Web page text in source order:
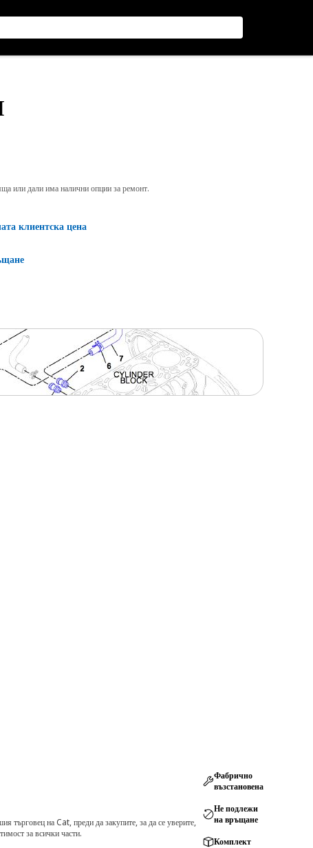
или дали има налични опции за ремонт.
клиентска цена
търговец на Cat, преди да закупите, за да се уверите,
за всички части.
Фабрично
възстановена
Не подлежи
на връщане
Комплект